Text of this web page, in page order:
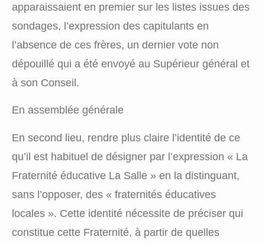
apparaissaient en premier sur les listes issues des
sondages, l’expression des capitulants en
l’absence de ces frères, un dernier vote non
dépouillé qui a été envoyé au Supérieur général et
à son Conseil.
En assemblée générale
En second lieu, rendre plus claire l’identité de ce
qu’il est habituel de désigner par l’expression « La
Fraternité éducative La Salle » en la distinguant,
sans l’opposer, des « fraternités éducatives
locales ». Cette identité nécessite de préciser qui
constitue cette Fraternité, à partir de quelles